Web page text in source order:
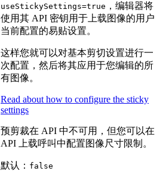
useStickySettings=true ，编辑器将
使用其 API 密钥用于上载图像的用户
当前配置的易贴设置。
这样您就可以对基本剪切设置进行一
次配置，然后将其应用于您编辑的所
有图像。
Read about how to configure the sticky
settings
预剪裁在 API 中不可用，但您可以在
API 上载呼叫中配置图像尺寸限制。
默认： false